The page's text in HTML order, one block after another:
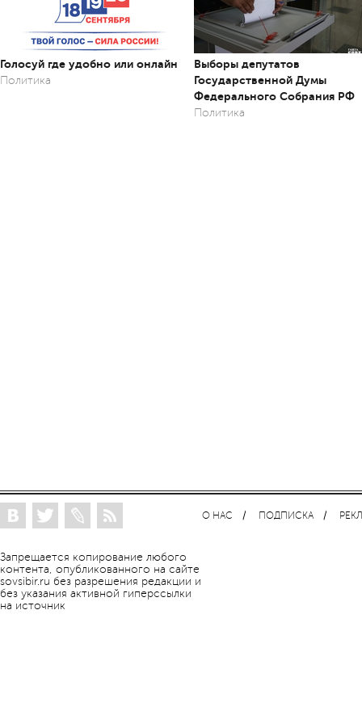
Голосуй где удобно или онлайн
Политика
Выборы депутатов
Государственной Думы
Федерального Собрания РФ
Политика
Запрещается копирование любого
контента, опубликованного на сайте
sovsibir.ru без разрешения редакции и
без указания активной гиперссылки
на источник
О НАС ПОДПИСКА